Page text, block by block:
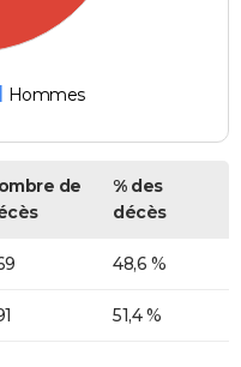
Hommes
de
% des
décès
48,6 %
51,4 %